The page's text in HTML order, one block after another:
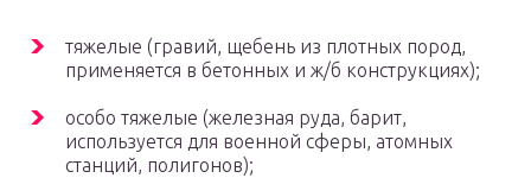
тяжелые (гравий, щебень из плотных пород,
применяется в бетонных и ж/б конструкциях);
особо тяжелые (железная руда, барит,
используется для военной сферы, атомных
станций, полигонов);